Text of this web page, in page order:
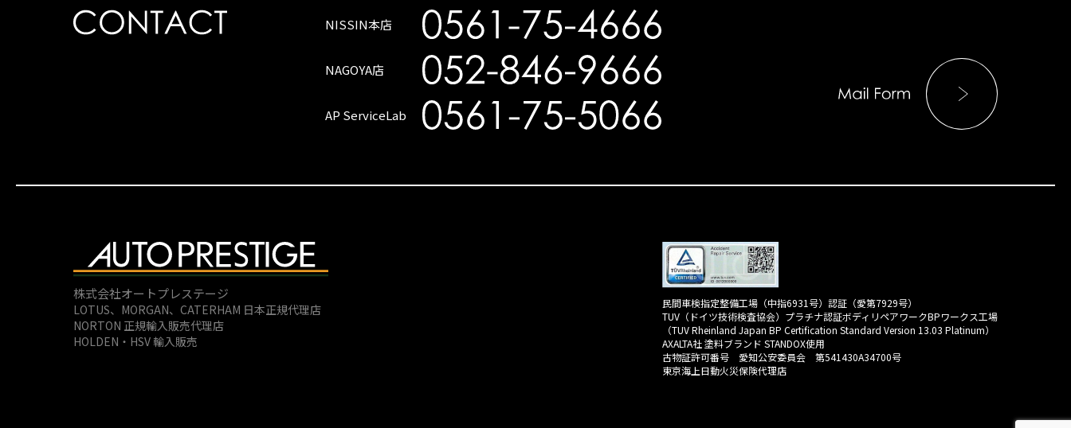
NISSIN本店
NAGOYA店
AP ServiceLab
株式会社オートプレステージ
LOTUS、MORGAN、 CATERHAM 日本正規代理店
NORTON 正規輸入販売代理店
HOLDEN・HSV 輸入販売
民間車検指定整備工場（中指6931号）認証（愛第7929号）
TUV（ドイツ技術検査協会）プラチナ認証ボディリペアワークBPワークス工場
（TUV Rheinland Japan BP Certification Standard Version 13.03 Platinum）
AXALTA社 塗料ブランド STANDOX使用
古物証許可番号 愛知公安委員会 第541430A34700号
東京海上日動火災保険代理店